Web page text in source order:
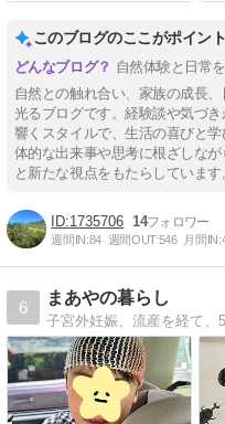
このブログのここがポイント
自然体験と日常
自然との触れ合い、家族の成長
光るブログです。経験談や気づ
響くスタイルで、生活の喜びと
体的な出来事や思考に根ざしな
と新たな視点をもたらしています
1735706 14
週間IN:84 週間OUT:546 月間IN:
6
まあやの暮らし